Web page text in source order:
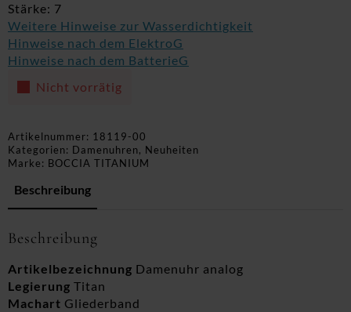
Stärke: 7
Weitere Hinweise zur Wasserdichtigkeit
Hinweise nach dem ElektroG
Hinweise nach dem BatterieG
Nicht vorrätig
Artikelnummer: 18119-00
Kategorien: Damenuhren, Neuheiten
Marke: BOCCIA TITANIUM
Beschreibung
Beschreibung
Artikelbezeichnung Damenuhr analog
Legierung Titan
Machart Gliederband